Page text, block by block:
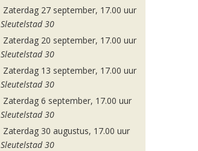
Zaterdag 27 september, 17.00 uur
Sleutelstad 30
Zaterdag 20 september, 17.00 uur
Sleutelstad 30
Zaterdag 13 september, 17.00 uur
Sleutelstad 30
Zaterdag 6 september, 17.00 uur
Sleutelstad 30
Zaterdag 30 augustus, 17.00 uur
Sleutelstad 30